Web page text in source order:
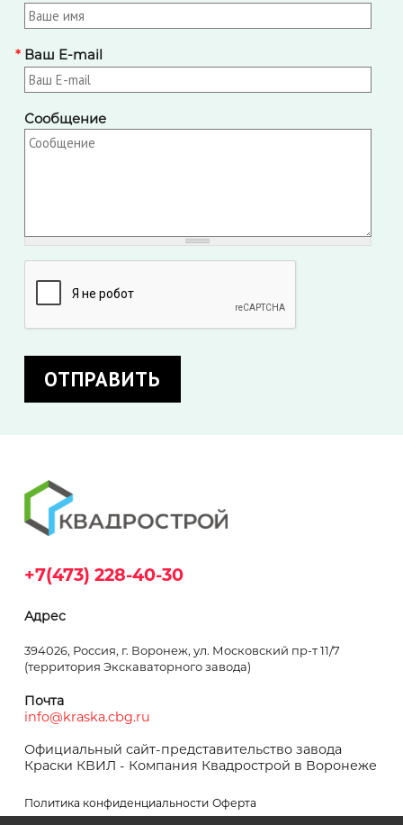
Ваш E-mail
*
Сообщение
+7(473) 228-40-30
Адрес
394026, Россия, г. Воронеж, ул. Московский пр-т 11/7
(территория Экскаваторного завода)
Почта
info@kraska.cbg.ru
Официальный сайт-представительство завода
Краски КВИЛ - Компания Квадрострой в Воронеже
Политика конфиденциальности Оферта